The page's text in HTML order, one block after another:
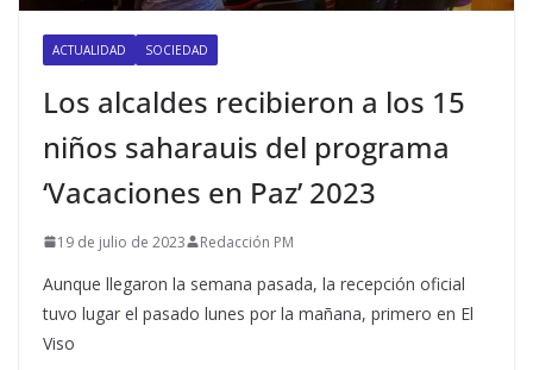
ACTUALIDAD SOCIEDAD
Los alcaldes recibieron a los 15
niños saharauis del programa
‘Vacaciones en Paz’ 2023
19 de julio de 2023 Redacción PM
Aunque llegaron la semana pasada, la recepción oficial
tuvo lugar el pasado lunes por la mañana, primero en El
Viso